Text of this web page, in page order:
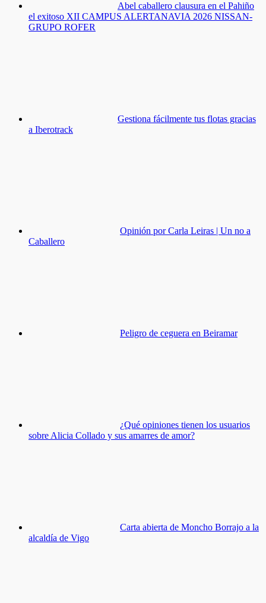
Abel caballero clausura en el Pahiño
el exitoso XII CAMPUS ALERTANAVIA 2026 NISSAN-
GRUPO ROFER
Gestiona fácilmente tus flotas gracias
a Iberotrack
Opinión por Carla Leiras | Un no a
Caballero
Peligro de ceguera en Beiramar
¿Qué opiniones tienen los usuarios
sobre Alicia Collado y sus amarres de amor?
Carta abierta de Moncho Borrajo a la
alcaldía de Vigo